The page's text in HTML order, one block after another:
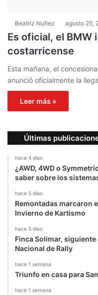
Beatriz Nuñez agosto 25,
Es oficial, el BMW
costarricense
Esta mañana, el
anunció oficialmente la
Leer más »
Últimas
hace 4 días
¿AWD, 4WD o
saber sobre los
hace 5 días
Remontadas marcaron
Invierno de Kartismo
hace 5 días
Finca Solimar,
Nacional de Rally
hace 1 semana
Triunfo en casa para
hace 1 semana